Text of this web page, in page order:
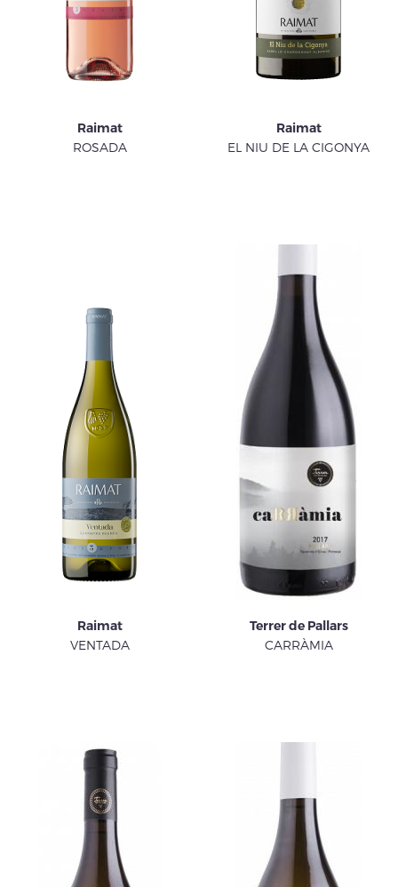
Raimat
ROSADA
Raimat
EL NIU DE LA CIGONYA
Raimat
VENTADA
Terrer de Pallars
CARRÀMIA